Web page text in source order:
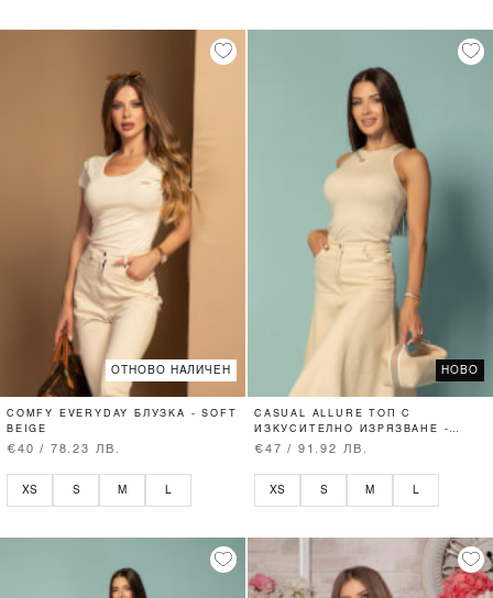
ОТНОВО НАЛИЧЕН
COMFY EVERYDAY БЛУЗКА - SOFT
BEIGE
€40 / 78.23 ЛВ.
XS S M L
НОВО
CASUAL ALLURE ТОП С
ИЗКУСИТЕЛНО ИЗРЯЗВАНЕ -
SOFT BEIGE
€47 / 91.92 ЛВ.
XS S M L